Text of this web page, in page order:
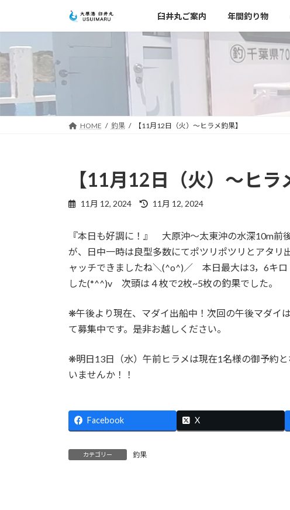
テ
ン
ツ
へ
キ
ッ
ゲ
ー
シ
ョ
に
移
臼井丸ご案内 年間釣り物
HOME 釣果 【11月12日（火）～ヒラメ釣果】
【11月12日（火）～ヒラ
11月 12, 2024
最
日
時
:
11月 12, 2024
『本日も好調に！』 大原沖～太東沖の水深10m前
が、日中一時は良型多数にてポツリポツリとアタ
ャッチできましたね＼(^o^)／ 本日最大は3，6キ
した(*^^)v 次頭は４枚で2枚~5枚の釣果でした。
❋午後より現在、マダイ出船中！次回の午後マダイ
て募集中です。是非お越しください。
❋明日13日（水）午前ヒラメは現在1名様の御予約
いませんか！！
Facebook X
カテゴリー 釣果